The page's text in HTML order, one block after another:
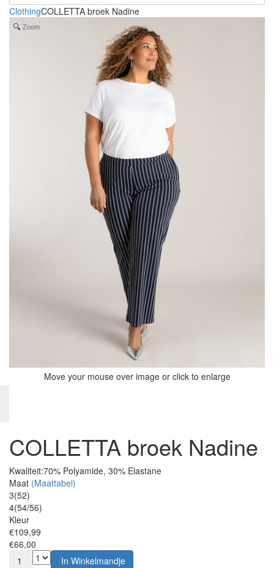
ClothingCOLLETTA broek Nadine
Zoom
Move your mouse over image or click to enlarge
COLLETTA broek Nadine
Kwaliteit:70% Polyamide, 30% Elastane
Maat (Maattabel)
3(52)
4(54/56)
Kleur
€109,99
€66,00
1
In Winkelmandje